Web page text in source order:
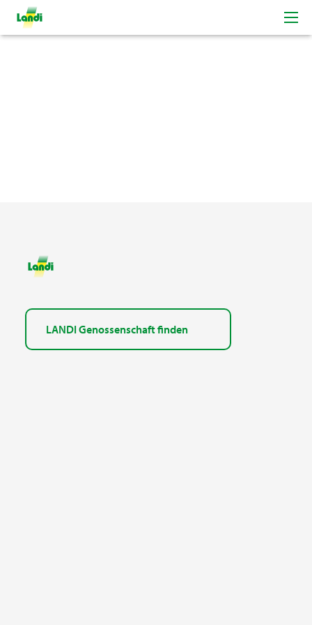
LANDI Genossenschaft finden